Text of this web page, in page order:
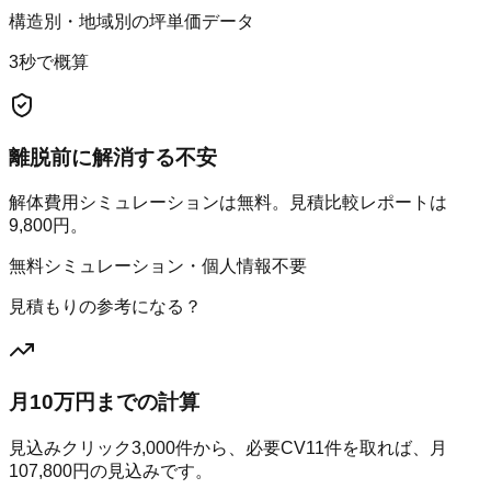
構造別・地域別の坪単価データ
3秒で概算
離脱前に解消する不安
解体費用シミュレーションは無料。見積比較レポートは
9,800円。
無料シミュレーション・個人情報不要
見積もりの参考になる？
月10万円までの計算
見込みクリック3,000件から、必要CV11件を取れば、月
107,800円の見込みです。